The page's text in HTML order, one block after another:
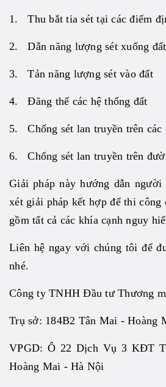
1. Thu bắt tia sét tại các điểm
2. Dẫn năng lượng sét xuống
3. Tản năng lượng sét vào đất
4. Đăng thế các hệ thống đất
5. Chống sét lan truyền trên các
6. Chống sét lan truyền trên
Giải pháp này hướng dẫn
xét giải pháp kết hợp để thi công
gồm tất cả các khía cạnh nguy
Liên hệ ngay với chúng tôi để
nhé.
Công ty TNHH Đầu tư Thương
Trụ sở: 184B2 Tân Mai - Hoàng
VPGD: Ô 22 Dịch Vụ 3 KĐT
Hoàng Mai - Hà Nội